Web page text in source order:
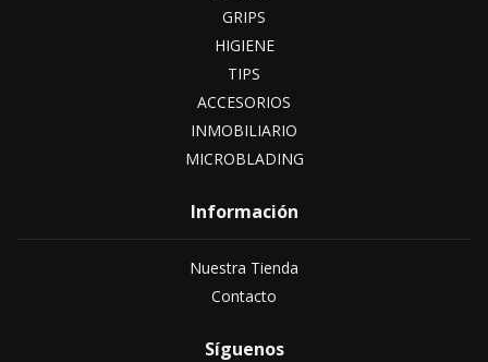
GRIPS
HIGIENE
TIPS
ACCESORIOS
INMOBILIARIO
MICROBLADING
Información
Nuestra Tienda
Contacto
Síguenos